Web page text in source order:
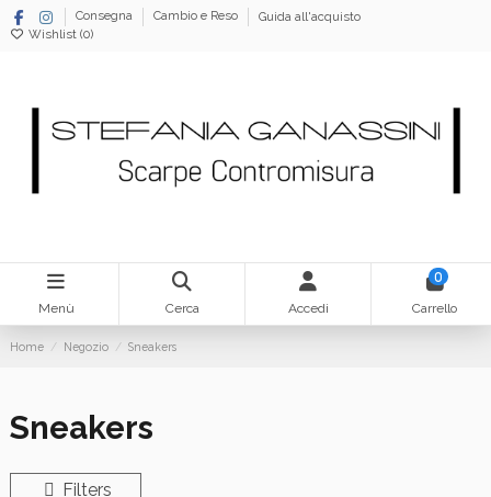
Consegna Cambio e Reso
Guida all'acquisto
Wishlist (0)
Menù Cerca Accedi
0
Carrello
Home Negozio Sneakers
Sneakers
Filters